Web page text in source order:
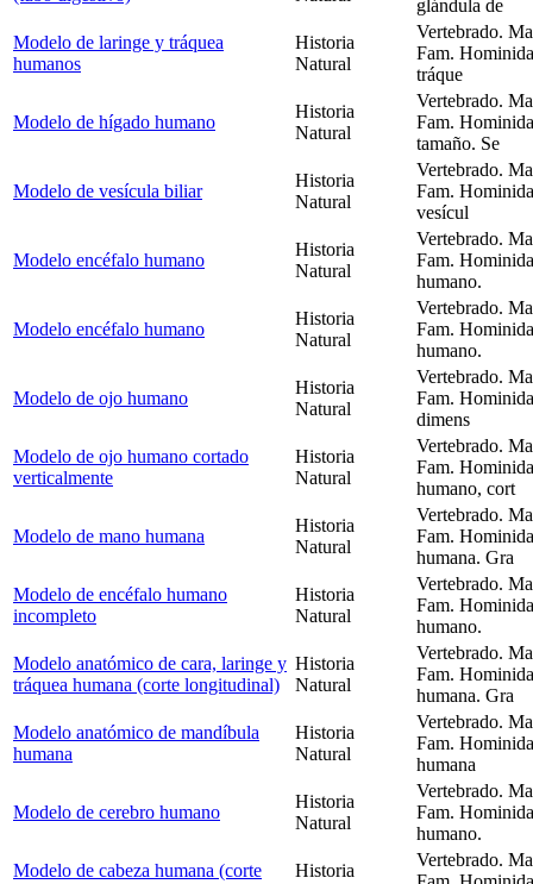
glándula de
Modelo de laringe y tráquea
humanos
Historia
Natural
Vertebrado.
Fam.
tráque
Modelo de hígado humano
Historia
Natural
Vertebrado.
Fam.
tamaño. Se
Modelo de vesícula biliar
Historia
Natural
Vertebrado.
Fam.
vesícul
Modelo encéfalo humano
Historia
Natural
Vertebrado.
Fam.
humano.
Modelo encéfalo humano
Historia
Natural
Vertebrado.
Fam.
humano.
Modelo de ojo humano
Historia
Natural
Vertebrado.
Fam.
dimens
Modelo de ojo humano cortado
verticalmente
Historia
Natural
Vertebrado.
Fam.
humano, cort
Modelo de mano humana
Historia
Natural
Vertebrado.
Fam.
humana. Gra
Modelo de encéfalo humano
incompleto
Historia
Natural
Vertebrado.
Fam.
humano.
Modelo anatómico de cara, laringe y
tráquea humana (corte longitudinal)
Historia
Natural
Vertebrado.
Fam.
humana. Gra
Modelo anatómico de mandíbula
humana
Historia
Natural
Vertebrado.
Fam.
humana
Modelo de cerebro humano
Historia
Natural
Vertebrado.
Fam.
humano.
Modelo de cabeza humana (corte
Historia
Vertebrado.